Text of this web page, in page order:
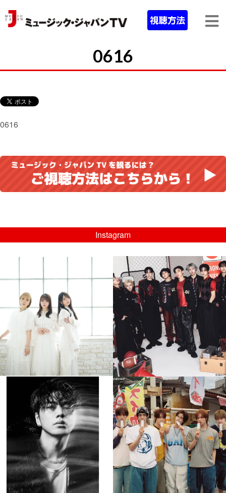
0616
0616
Instagram
...
8月 4
4 0
musicjapantv
💡08/05(水)23:00特番放送！
...
8月 4
4 0
musicjapantv
💡8月特番放送決定！
...
8月 4
608 0
musicjapantv
💡8月特番放送決定！
...
8月 4
6 0